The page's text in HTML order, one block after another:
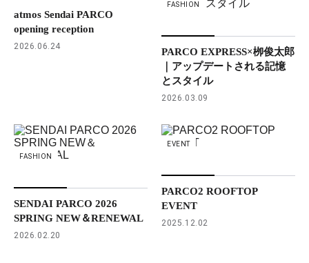
atmos Sendai PARCO
opening reception
2026.06.24
FASHION
PARCO EXPRESS×栁俊太郎
｜アップデートされる記憶
とスタイル
2026.03.09
FASHION
SENDAI PARCO 2026
SPRING NEW＆RENEWAL
2026.02.20
EVENT
PARCO2 ROOFTOP
EVENT
2025.12.02